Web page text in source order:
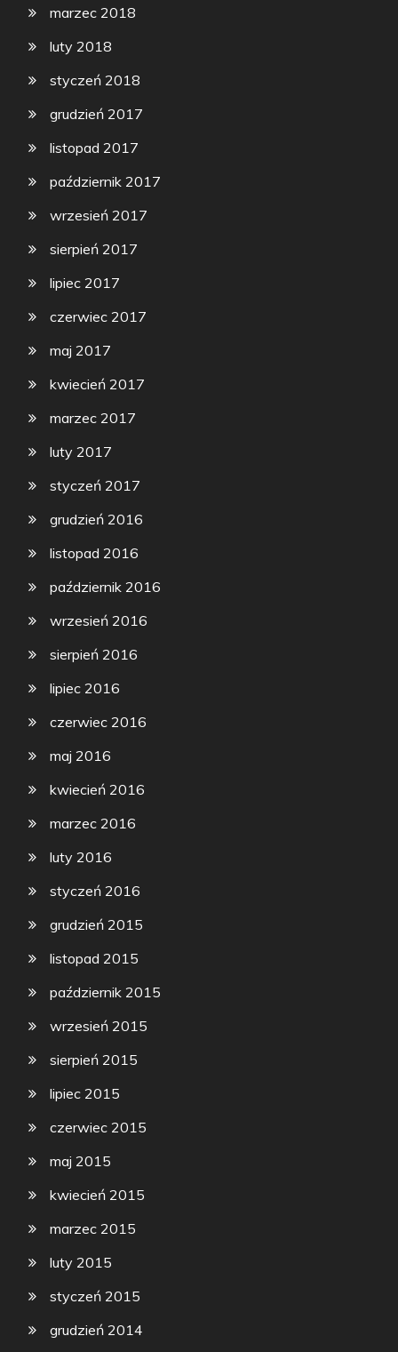
marzec 2018
luty 2018
styczeń 2018
grudzień 2017
listopad 2017
październik 2017
wrzesień 2017
sierpień 2017
lipiec 2017
czerwiec 2017
maj 2017
kwiecień 2017
marzec 2017
luty 2017
styczeń 2017
grudzień 2016
listopad 2016
październik 2016
wrzesień 2016
sierpień 2016
lipiec 2016
czerwiec 2016
maj 2016
kwiecień 2016
marzec 2016
luty 2016
styczeń 2016
grudzień 2015
listopad 2015
październik 2015
wrzesień 2015
sierpień 2015
lipiec 2015
czerwiec 2015
maj 2015
kwiecień 2015
marzec 2015
luty 2015
styczeń 2015
grudzień 2014